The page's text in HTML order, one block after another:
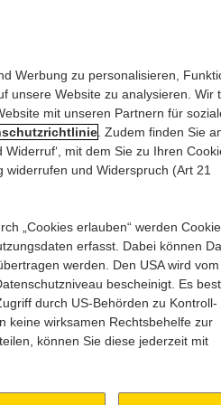
frische Lebensmittel, du
über 1.300 Märkte, im
Österreichs bieten
Angebote,
Werbung zu personalisieren,
unsere Website zu analysieren. Wir
mit unseren Partnern für
. Zudem finden Sie
mit dem Sie zu Ihren
und Widerspruch (Art 21
„Cookies erlauben“ werden
erfasst. Dabei können
werden. Den USA wird vom
bescheinigt. Es
durch US-Behörden zu Kontroll-
keine wirksamen Rechtsbehelfe zur
können Sie diese jederzeit mit